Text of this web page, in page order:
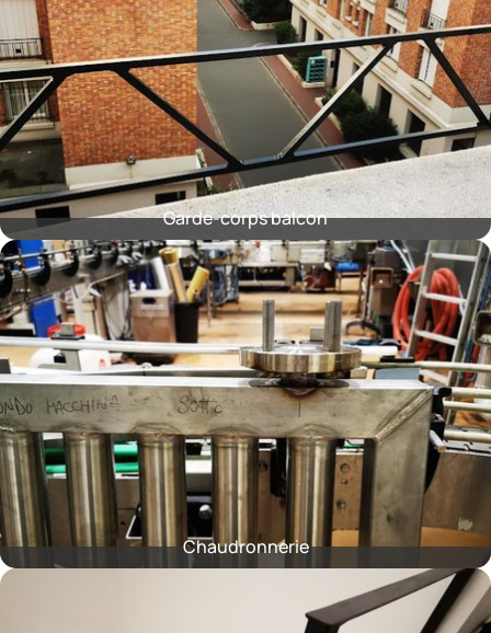
Garde-corps balcon
Chaudronnerie